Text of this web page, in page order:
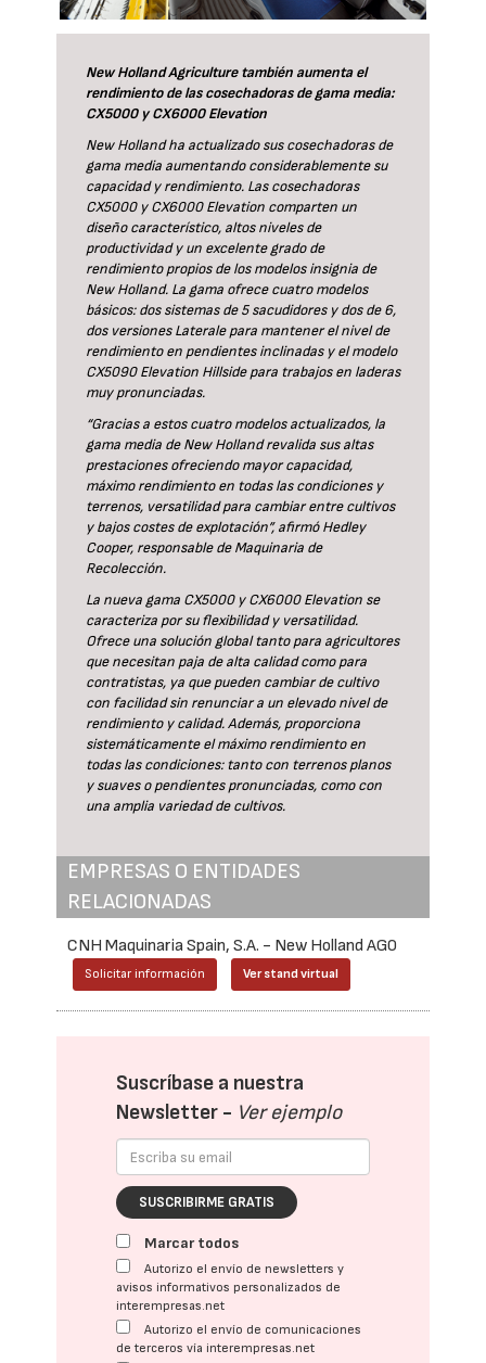
New Holland Agriculture también aumenta el
rendimiento de las cosechadoras de gama media:
CX5000 y CX6000 Elevation
New Holland ha actualizado sus cosechadoras de
gama media aumentando considerablemente su
capacidad y rendimiento. Las cosechadoras
CX5000 y CX6000 Elevation comparten un
diseño característico, altos niveles de
productividad y un excelente grado de
rendimiento propios de los modelos insignia de
New Holland. La gama ofrece cuatro modelos
básicos: dos sistemas de 5 sacudidores y dos de 6,
dos versiones Laterale para mantener el nivel de
rendimiento en pendientes inclinadas y el modelo
CX5090 Elevation Hillside para trabajos en laderas
muy pronunciadas.
“Gracias a estos cuatro modelos actualizados, la
gama media de New Holland revalida sus altas
prestaciones ofreciendo mayor capacidad,
máximo rendimiento en todas las condiciones y
terrenos, versatilidad para cambiar entre cultivos
y bajos costes de explotación”, afirmó Hedley
Cooper, responsable de Maquinaria de
Recolección.
La nueva gama CX5000 y CX6000 Elevation se
caracteriza por su flexibilidad y versatilidad.
Ofrece una solución global tanto para agricultores
que necesitan paja de alta calidad como para
contratistas, ya que pueden cambiar de cultivo
con facilidad sin renunciar a un elevado nivel de
rendimiento y calidad. Además, proporciona
sistemáticamente el máximo rendimiento en
todas las condiciones: tanto con terrenos planos
y suaves o pendientes pronunciadas, como con
una amplia variedad de cultivos.
EMPRESAS O ENTIDADES
RELACIONADAS
CNH Maquinaria Spain, S.A. - New Holland AG0
Solicitar información Ver stand virtual
Suscríbase a nuestra
Newsletter - Ver ejemplo
SUSCRIBIRME GRATIS
Marcar todos
Autorizo el envío de newsletters y
avisos informativos personalizados de
interempresas.net
Autorizo el envío de comunicaciones
de terceros vía interempresas.net